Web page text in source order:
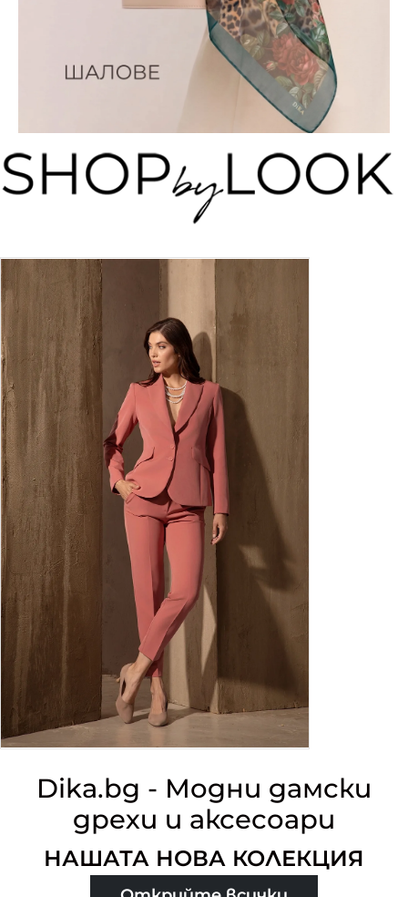
Dika.bg - Модни дамски
дрехи и аксесоари
НАШАТА НОВА КОЛЕКЦИЯ